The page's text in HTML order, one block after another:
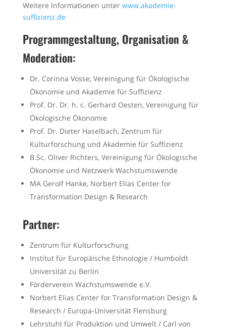
Weitere Informationen unter www.akademie-
suffizienz.de
Programmgestaltung, Organisation &
Moderation:
Dr. Corinna Vosse, Vereinigung für Ökologische
Ökonomie und Akademie für Suffizienz
Prof. Dr. Dr. h. c. Gerhard Oesten, Vereinigung für
Ökologische Ökonomie
Prof. Dr. Dieter Haselbach, Zentrum für
Kulturforschung und Akademie für Suffizienz
B.Sc. Oliver Richters, Vereinigung für Ökologische
Ökonomie und Netzwerk Wachstumswende
MA Gerolf Hanke, Norbert Elias Center for
Transformation Design & Research
Partner:
Zentrum für Kulturforschung
Institut für Europäische Ethnologie / Humboldt
Universität zu Berlin
Förderverein Wachstumswende e.V.
Norbert Elias Center for Transformation Design &
Research / Europa-Universität Flensburg
Lehrstuhl für Produktion und Umwelt / Carl von